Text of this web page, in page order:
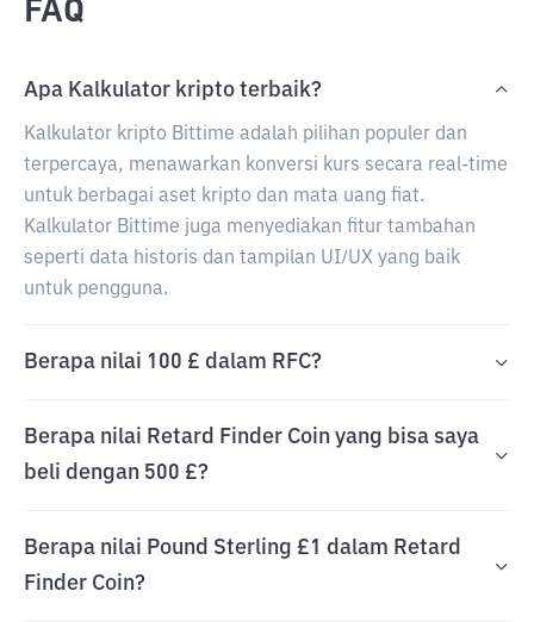
FAQ
Apa Kalkulator kripto terbaik?
Kalkulator kripto Bittime adalah pilihan populer dan
terpercaya, menawarkan konversi kurs secara real-time
untuk berbagai aset kripto dan mata uang fiat.
Kalkulator Bittime juga menyediakan fitur tambahan
seperti data historis dan tampilan UI/UX yang baik
untuk pengguna.
Berapa nilai 100 £ dalam RFC?
Berapa nilai Retard Finder Coin yang bisa saya
beli dengan 500 £?
Berapa nilai Pound Sterling £1 dalam Retard
Finder Coin?